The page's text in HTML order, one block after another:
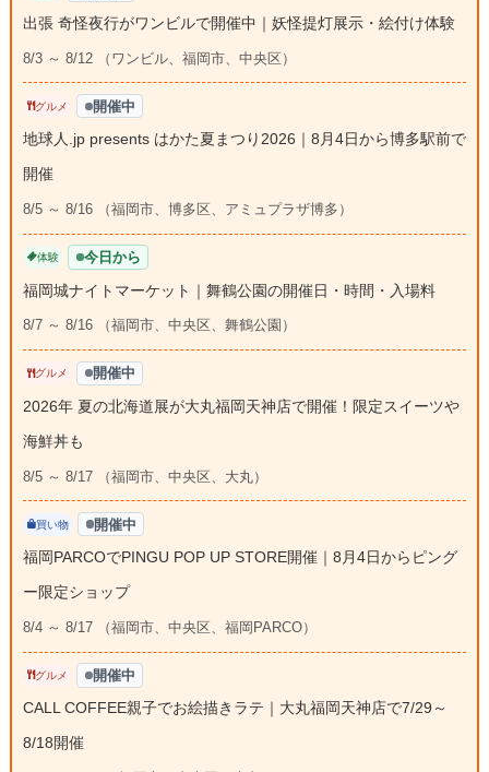
出張 奇怪夜行がワンビルで開催中｜妖怪提灯展示・絵付け体験
8/3 ～ 8/12 （ワンビル、福岡市、中央区）
グルメ 開催中
地球人.jp presents はかた夏まつり2026｜8月4日から博多駅前で
開催
8/5 ～ 8/16 （福岡市、博多区、アミュプラザ博多）
体験 今日から
福岡城ナイトマーケット｜舞鶴公園の開催日・時間・入場料
8/7 ～ 8/16 （福岡市、中央区、舞鶴公園）
グルメ 開催中
2026年 夏の北海道展が大丸福岡天神店で開催！限定スイーツや
海鮮丼も
8/5 ～ 8/17 （福岡市、中央区、大丸）
買い物 開催中
福岡PARCOでPINGU POP UP STORE開催｜8月4日からピング
ー限定ショップ
8/4 ～ 8/17 （福岡市、中央区、福岡PARCO）
グルメ 開催中
CALL COFFEE親子でお絵描きラテ｜大丸福岡天神店で7/29～
8/18開催